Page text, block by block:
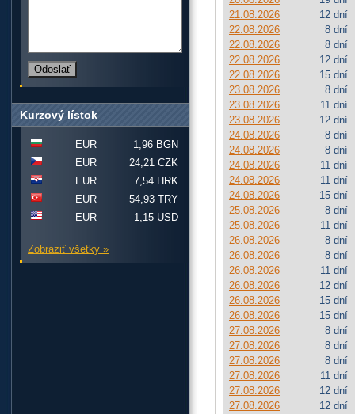
21.08.2026
12 dní
22.08.2026
8 dní
22.08.2026
8 dní
22.08.2026
12 dní
22.08.2026
15 dní
23.08.2026
8 dní
23.08.2026
11 dní
23.08.2026
12 dní
24.08.2026
8 dní
24.08.2026
8 dní
24.08.2026
11 dní
24.08.2026
11 dní
24.08.2026
15 dní
25.08.2026
8 dní
25.08.2026
11 dní
26.08.2026
8 dní
26.08.2026
8 dní
26.08.2026
11 dní
26.08.2026
12 dní
26.08.2026
15 dní
26.08.2026
15 dní
27.08.2026
8 dní
27.08.2026
8 dní
27.08.2026
8 dní
27.08.2026
11 dní
27.08.2026
12 dní
27.08.2026
12 dní
Kurzový lístok
EUR
1,96 BGN
EUR
24,21 CZK
EUR
7,54 HRK
EUR
54,93 TRY
EUR
1,15 USD
Zobraziť všetky »